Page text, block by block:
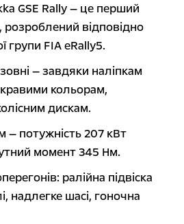
GSE Rally — це перший
розроблений відповідно
групи FIA eRally5.
— завдяки наліпкам
кольорам,
дискам.
— потужність 207 кВт
момент 345 Нм.
ралійна підвіска
надлегке шасі, гоночна